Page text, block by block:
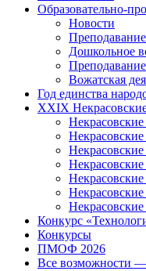
Образовательно-
Новости
Дошкольное
Вожатская
Год единства
XXIX
Конкурс
Конкурсы
ПМОФ 2026
Все возможности